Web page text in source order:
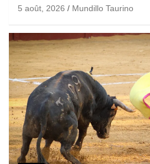
5 août, 2026 Mundillo Taurino